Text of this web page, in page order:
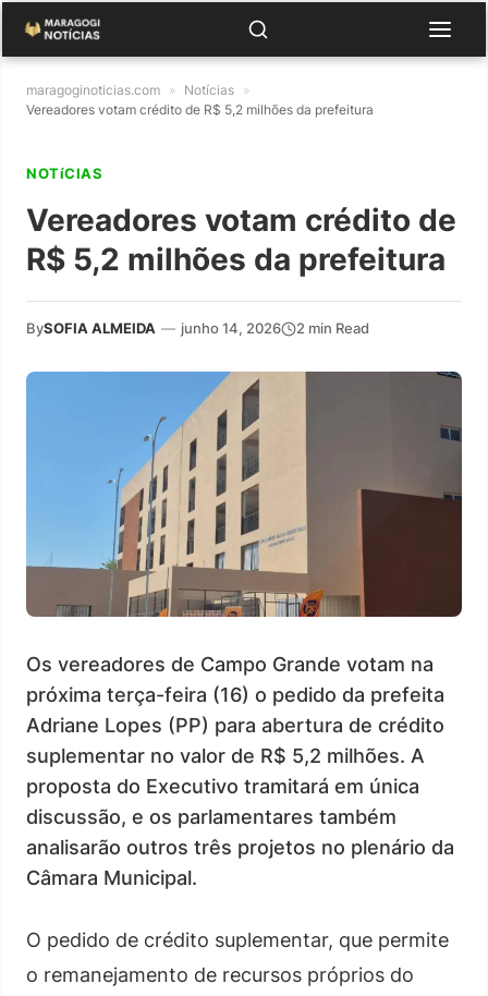
maragoginoticias.com » Notícias »
Vereadores votam crédito de R$ 5,2 milhões da prefeitura
NOTíCIAS
Vereadores votam crédito de
R$ 5,2 milhões da prefeitura
BySOFIA ALMEIDA — junho 14, 2026 2 min Read
Os vereadores de Campo Grande votam na
próxima terça-feira (16) o pedido da prefeita
Adriane Lopes (PP) para abertura de crédito
suplementar no valor de R$ 5,2 milhões. A
proposta do Executivo tramitará em única
discussão, e os parlamentares também
analisarão outros três projetos no plenário da
Câmara Municipal.
O pedido de crédito suplementar, que permite
o remanejamento de recursos próprios do